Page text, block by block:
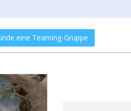
eine Teaming-Gruppe